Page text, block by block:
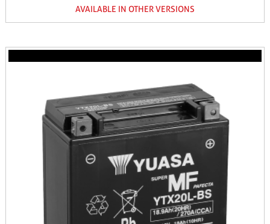
AVAILABLE IN OTHER VERSIONS